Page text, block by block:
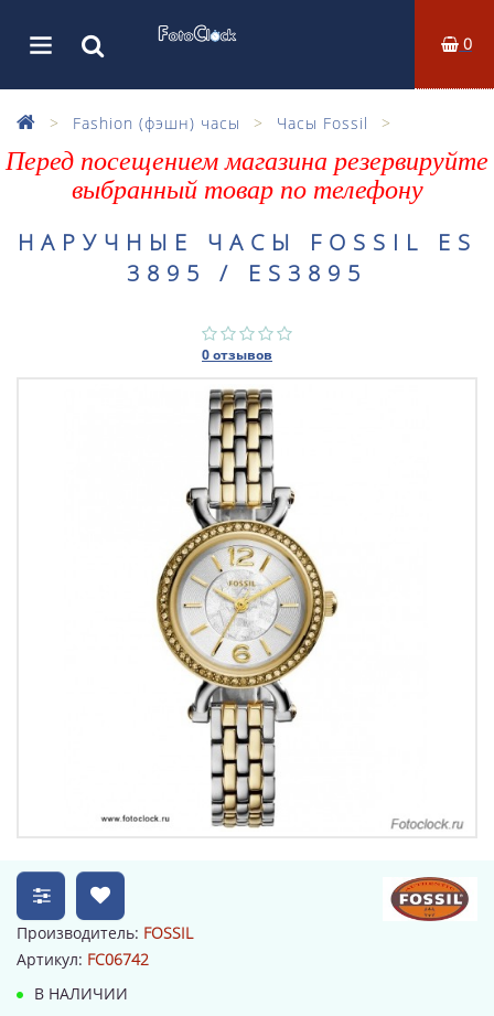
0
Fashion (фэшн) часы Часы Fossil
Перед посещением магазина резервируйте
выбранный товар по телефону
НАРУЧНЫЕ ЧАСЫ FOSSIL ES
3895 / ES3895
0 отзывов
Производитель: FOSSIL
Артикул: FC06742
В НАЛИЧИИ